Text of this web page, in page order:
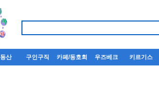
산 구인구직 카페/동호회 우즈베크 키르기스